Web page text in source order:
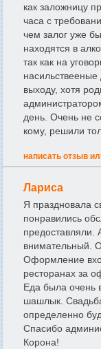
как заложницу
часа с
чем залог уже
находятся в
так как на
насильствееные
выходу, хотя
день. Очень не
кому, решили
написать отзыв
Лариса
Я праздновала
понравились
предоставляли.
внимательный.
Оформление
ресторанах за
Еда была очень
шашлык.
определенно
Спасибо
Корона!